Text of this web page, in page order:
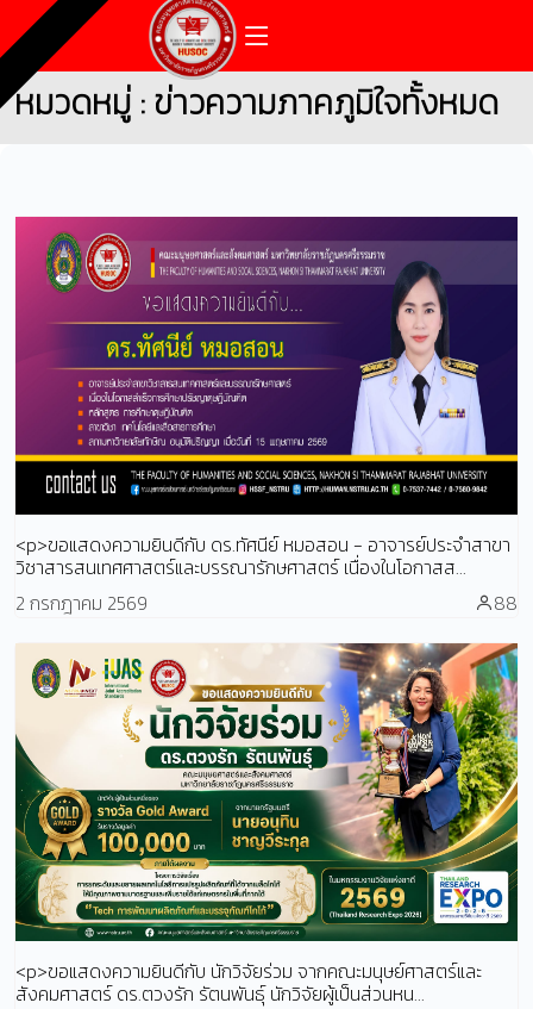
หมวดหมู่ : ข่าวความภาคภูมิใจทั้งหมด
<p>ขอแสดงความยินดีกับ ดร.ทัศนีย์ หมอสอน - อาจารย์ประจำสาขา
วิชาสารสนเทศศาสตร์และบรรณารักษศาสตร์ เนื่องในโอกาสส...
2 กรกฎาคม 2569
88
<p>ขอแสดงความยินดีกับ นักวิจัยร่วม จากคณะมนุษย์ศาสตร์และ
สังคมศาสตร์ ดร.ตวงรัก รัตนพันธุ์ นักวิจัยผู้เป็นส่วนหน...